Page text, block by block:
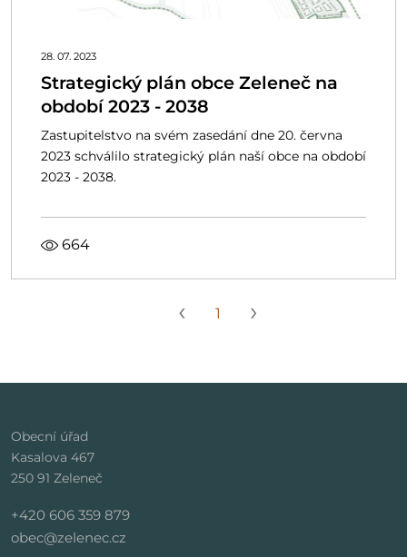
28. 07. 2023
Strategický plán obce Zeleneč na
období 2023 - 2038
Zastupitelstvo na svém zasedání dne 20. června
2023 schválilo strategický plán naší obce na období
2023 - 2038.
664
‹ 1 ›
Obecní úřad
Kasalova 467
250 91 Zeleneč
+420 606 359 879
obec@zelenec.cz